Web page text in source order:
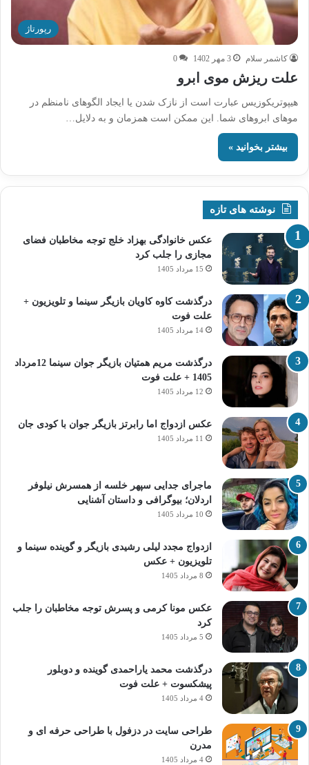
رپورتاژ
کاشمر سلام 3 مهر 1402 0
علت ریزش موی ابرو
هیپوتریکوزیس عبارت است از نازک شدن یا ایجاد الگوهای نامنظم در
موهای ابروهای شما. این ممکن است همزمان و به دلایل…
بیشتر بخوانید »
نوشته های تازه
عکس خانوادگی بهزاد خلج توجه مخاطبان فضای
مجازی را جلب کرد
15 مرداد 1405
درگذشت کاوه کاویان بازیگر سینما و تلویزیون +
علت فوت
14 مرداد 1405
درگذشت مریم همتیان بازیگر جوان سینما 12مرداد
1405 + علت فوت
12 مرداد 1405
عکس ازدواج اما رابرتز بازیگر جوان با کودی جان
11 مرداد 1405
ماجرای جدایی سپهر خلسه از همسرش نیلوفر
اردلان؛ بیوگرافی و داستان آشنایی
10 مرداد 1405
ازدواج مجدد لیلی رشیدی بازیگر و گوینده سینما و
تلویزیون + عکس
8 مرداد 1405
عکس مونا کرمی و پسرش توجه مخاطبان را جلب
کرد
5 مرداد 1405
درگذشت محمد یاراحمدی گوینده و دوبلور
پیشکسوت + علت فوت
4 مرداد 1405
طراحی سایت در دزفول با طراحی حرفه‌ ای و
مدرن
4 مرداد 1405